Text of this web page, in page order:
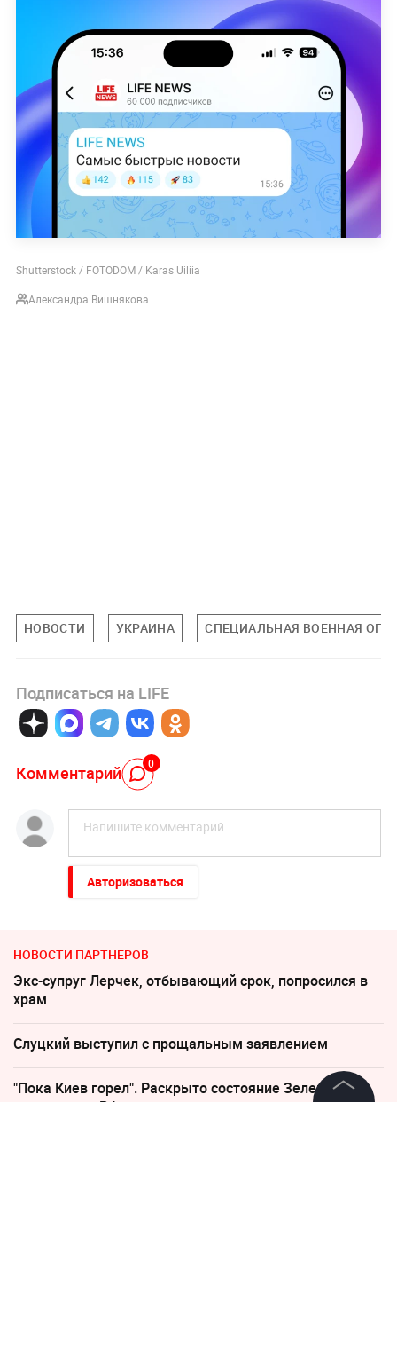
Shutterstock / FOTODOM / Karas Uiliia
Александра Вишнякова
НОВОСТИ УКРАИНА СПЕЦИАЛЬНАЯ ВОЕННАЯ
Подписаться на LIFE
Комментарий 0
Авторизоваться
НОВОСТИ ПАРТНЕРОВ
Экс-супруг Лерчек, отбывающий срок, попросился в
храм
Слуцкий выступил с прощальным заявлением
"Пока Киев горел". Раскрыто состояние Зеленского
после удара РФ